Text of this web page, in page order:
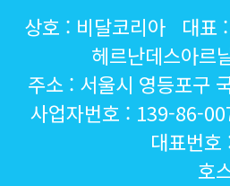
헤르난데스아르
주소 : 서울시 영등포구
사업자번호 : 139-86-
대표번
호